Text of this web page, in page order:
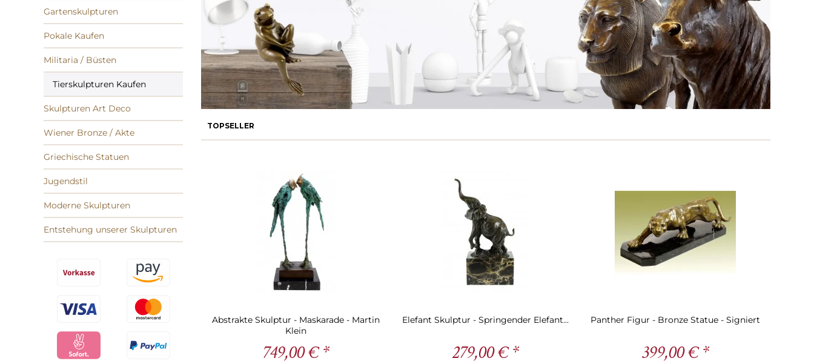
Gartenskulpturen
Pokale Kaufen
Militaria / Büsten
Tierskulpturen Kaufen
Skulpturen Art Deco
Wiener Bronze / Akte
Griechische Statuen
Jugendstil
Moderne Skulpturen
Entstehung unserer Skulpturen
TOPSELLER
Abstrakte Skulptur - Maskarade - Martin
Klein
749,00 € *
Elefant Skulptur - Springender Elefant...
279,00 € *
Panther Figur - Bronze Statue - Signiert
399,00 € *